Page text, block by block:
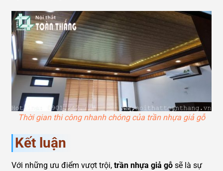
Thời gian thi công nhanh chóng của trần nhựa giả gỗ
Kết luận
Với những ưu điểm vượt trội, trần nhựa giả gỗ sẽ là sự